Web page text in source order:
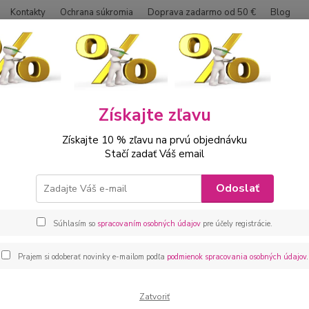
Kontakty Ochrana súkromia Doprava zadarmo od 50 € Blog
Hľadať
Kojenecké oblečenie sety Kojenecká súprava 3 dielna na
súprava 3 dielna na krst
na
Získajte zľavu
Získajte 10 % zľavu na prvú objednávku
Stačí zadať Váš email
Odoslať
Súhlasím so spracovaním osobných údajov pre účely registrácie.
Prajem si odoberať novinky e-mailom podľa podmienok spracovania osobných údajov.
Zatvoriť